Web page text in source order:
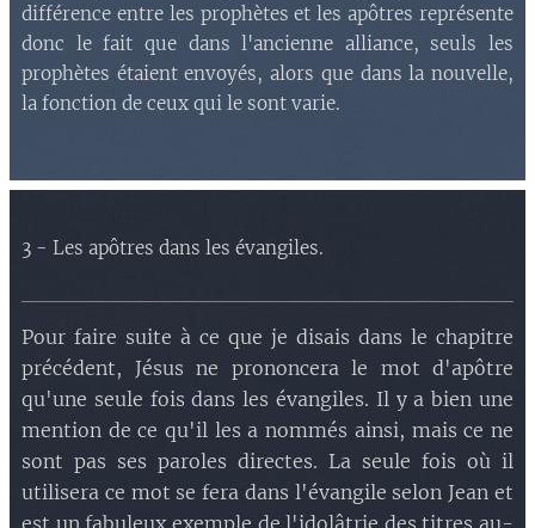
différence entre les prophètes et les apôtres représente
donc le fait que dans l'ancienne alliance, seuls les
prophètes étaient envoyés, alors que dans la nouvelle,
la fonction de ceux qui le sont varie.
3 - Les apôtres dans les évangiles.
Pour faire suite à ce que je disais dans le chapitre
précédent, Jésus ne prononcera le mot d'apôtre
qu'une seule fois dans les évangiles. Il y a bien une
mention de ce qu'il les a nommés ainsi, mais ce ne
sont pas ses paroles directes. La seule fois où il
utilisera ce mot se fera dans l'évangile selon Jean et
est un fabuleux exemple de l'idolâtrie des titres au-